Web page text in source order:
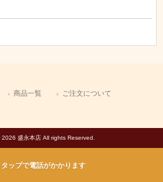
商品一覧 ご注文について
盛永本店 All rights Reserved.
タップで電話がかかります